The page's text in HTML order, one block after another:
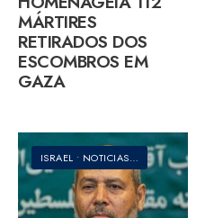
MÁRTIRES
RETIRADOS DOS
ESCOMBROS EM
GAZA
ISRAEL • NOTICIAS• PALESTINA